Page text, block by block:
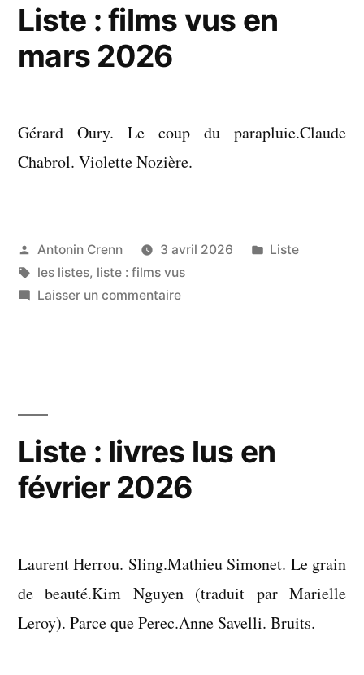
2026
Liste : films vus en
mars 2026
Gérard Oury. Le coup du parapluie.Claude
Chabrol. Violette Nozière.
Publié
par
Antonin Crenn 3 avril 2026
Publié
Liste
Étiquettes :
les listes, liste : films vus
Laisser un commentairesur
2026
Liste : livres lus en
février 2026
Laurent Herrou. Sling.Mathieu Simonet. Le grain
de beauté.Kim Nguyen (traduit par Marielle
Leroy). Parce que Perec.Anne Savelli. Bruits.